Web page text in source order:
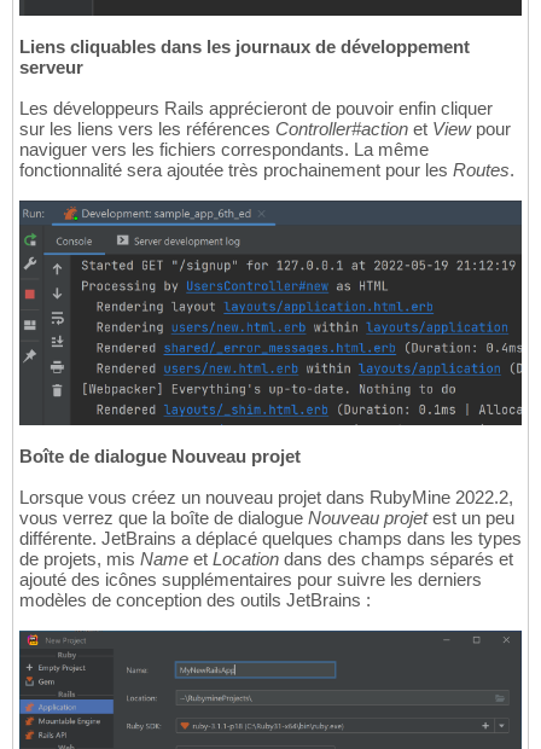
Liens cliquables dans les journaux de développement
serveur
Les développeurs Rails apprécieront de pouvoir enfin cliquer
sur les liens vers les références Controller#action et Viewpour
naviguer vers les fichiers correspondants. La même
fonctionnalité sera ajoutée très prochainement pour les Routes.
Boîte de dialogue Nouveau projet
Lorsque vous créez un nouveau projet dans RubyMine 2022.2,
vous verrez que la boîte de dialogue Nouveau projetest un peu
différente. JetBrains a déplacé quelques champs dans les types
de projets, mis Name et Location dans des champs séparés et
ajouté des icônes supplémentaires pour suivre les derniers
modèles de conception des outils JetBrains :